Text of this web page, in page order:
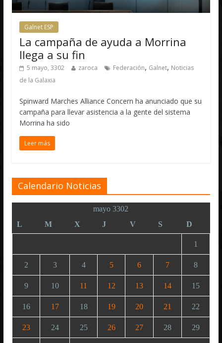
Galnet ESP
La campaña de ayuda a Morrina
llega a su fin
5 mayo, 3302 zaroca Federación, Galnet, Noticias
de la Galaxia
Spinward Marches Alliance Concern ha anunciado que su
campaña para llevar asistencia a la gente del sistema
Morrina ha sido
Leer más
Calendario Noticias
mayo 3302
L
M X J V S D
1
2 3 4 5 6 7 8
9 10 11 12 13 14 15
16 17 18 19 20 21 22
23 24 25 26 27 28 29